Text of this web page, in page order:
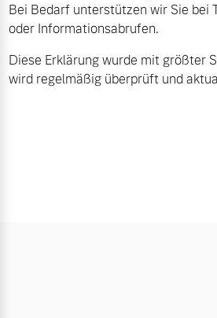
Bei Bedarf unterstützen wir Sie bei
oder Informationsabrufen.
Diese Erklärung wurde mit größter
wird regelmäßig überprüft und